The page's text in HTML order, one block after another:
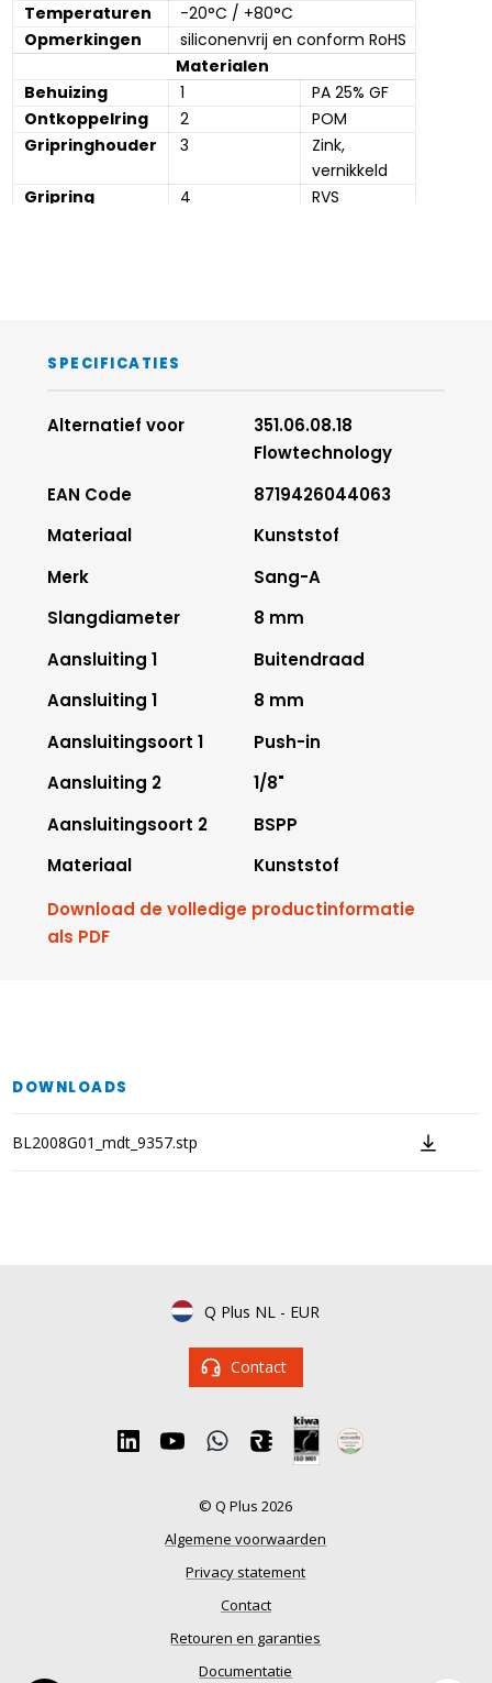
Temperaturen
-20°C / +80°C
Opmerkingen
siliconenvrij en conform RoHS
Materialen
Behuizing
1
PA 25% GF
Ontkoppelring
2
POM
Gripringhouder
3
Zink,
vernikkeld
Gripring
4
RVS
SPECIFICATIES
Alternatief voor
351.06.08.18
Flowtechnology
EAN Code
8719426044063
Materiaal
Kunststof
Merk
Sang-A
Slangdiameter
8 mm
Aansluiting 1
Buitendraad
Aansluiting 1
8 mm
Aansluitingsoort 1
Push-in
Aansluiting 2
1/8"
Aansluitingsoort 2
BSPP
Materiaal
Kunststof
Download de volledige productinformatie
als PDF
DOWNLOADS
BL2008G01_mdt_9357.stp
Q Plus NL - EUR
Contact
© Q Plus 2026
Algemene voorwaarden
Privacy statement
Contact
Retouren en garanties
Documentatie